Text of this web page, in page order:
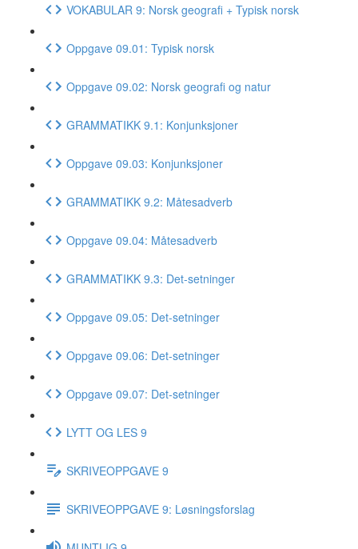
VOKABULAR 9: Norsk geografi + Typisk norsk
Oppgave 09.01: Typisk norsk
Oppgave 09.02: Norsk geografi og natur
GRAMMATIKK 9.1: Konjunksjoner
Oppgave 09.03: Konjunksjoner
GRAMMATIKK 9.2: Måtesadverb
Oppgave 09.04: Måtesadverb
GRAMMATIKK 9.3: Det-setninger
Oppgave 09.05: Det-setninger
Oppgave 09.06: Det-setninger
Oppgave 09.07: Det-setninger
LYTT OG LES 9
SKRIVEOPPGAVE 9
SKRIVEOPPGAVE 9: Løsningsforslag